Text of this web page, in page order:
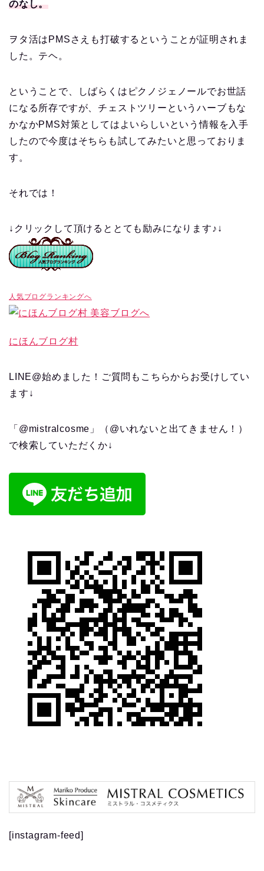
のなし。
ヲタ活はPMSさえも打破するということが証明されま
した。テヘ。
ということで、しばらくはピクノジェノールでお世話
になる所存ですが、チェストツリーというハーブもな
かなかPMS対策としてはよいらしいという情報を入手
したので今度はそちらも試してみたいと思っておりま
す。
それでは！
↓クリックして頂けるととても励みになります♪↓
人気ブログランキングへ
にほんブログ村
LINE@始めました！ご質問もこちらからお受けしてい
ます↓
「@mistralcosme」（@いれないと出てきません！）
で検索していただくか↓
[instagram-feed]